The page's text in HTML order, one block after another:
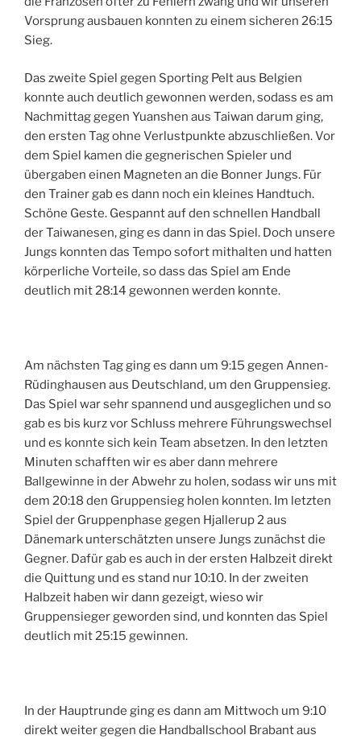
Vorsprung ausbauen konnten zu einem sicheren 26:15
Sieg.
Das zweite Spiel gegen Sporting Pelt aus Belgien
konnte auch deutlich gewonnen werden, sodass es am
Nachmittag gegen Yuanshen aus Taiwan darum ging,
den ersten Tag ohne Verlustpunkte abzuschließen. Vor
dem Spiel kamen die gegnerischen Spieler und
übergaben einen Magneten an die Bonner Jungs. Für
den Trainer gab es dann noch ein kleines Handtuch.
Schöne Geste. Gespannt auf den schnellen Handball
der Taiwanesen, ging es dann in das Spiel. Doch unsere
Jungs konnten das Tempo sofort mithalten und hatten
körperliche Vorteile, so dass das Spiel am Ende
deutlich mit 28:14 gewonnen werden konnte.
Am nächsten Tag ging es dann um 9:15 gegen Annen-
Rüdinghausen aus Deutschland, um den Gruppensieg.
Das Spiel war sehr spannend und ausgeglichen und so
gab es bis kurz vor Schluss mehrere Führungswechsel
und es konnte sich kein Team absetzen. In den letzten
Minuten schafften wir es aber dann mehrere
Ballgewinne in der Abwehr zu holen, sodass wir uns mit
dem 20:18 den Gruppensieg holen konnten. Im letzten
Spiel der Gruppenphase gegen Hjallerup 2 aus
Dänemark unterschätzten unsere Jungs zunächst die
Gegner. Dafür gab es auch in der ersten Halbzeit direkt
die Quittung und es stand nur 10:10. In der zweiten
Halbzeit haben wir dann gezeigt, wieso wir
Gruppensieger geworden sind, und konnten das Spiel
deutlich mit 25:15 gewinnen.
In der Hauptrunde ging es dann am Mittwoch um 9:10
direkt weiter gegen die Handballschool Brabant aus